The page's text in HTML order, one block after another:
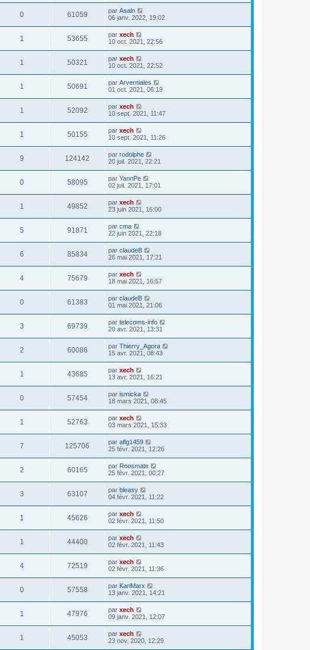
0 61059 par Asaln
06 janv. 2022, 19:02
1 53655 par xech
10 oct. 2021, 22:56
1 50321 par xech
10 oct. 2021, 22:52
1 50691 par Arverniales
01 oct. 2021, 06:19
1 52092 par xech
10 sept. 2021, 11:47
1 50155 par xech
10 sept. 2021, 11:26
9 124142 par rodolphe
20 juil. 2021, 22:21
0 58095 par YannPe
02 juil. 2021, 17:01
1 49852 par xech
23 juin 2021, 16:00
5 91871 par cma
22 juin 2021, 22:18
6 85834 par claudeB
26 mai 2021, 17:21
4 75679 par xech
18 mai 2021, 16:57
0 61383 par claudeB
01 mai 2021, 21:06
3 69739 par telecoms-info
20 avr. 2021, 13:31
2 60086 par Thierry_Agora
15 avr. 2021, 08:43
1 43685 par xech
13 avr. 2021, 16:21
0 57454 par ismicka
18 mars 2021, 08:45
1 52763 par xech
03 mars 2021, 15:33
7 125706 par aflg1459
25 févr. 2021, 12:26
2 60165 par Roosmate
25 févr. 2021, 00:27
3 63107 par bleasy
04 févr. 2021, 11:22
1 45626 par xech
02 févr. 2021, 11:50
1 44400 par xech
02 févr. 2021, 11:43
4 72519 par xech
02 févr. 2021, 11:36
0 57558 par KarlMarx
13 janv. 2021, 14:21
1 47976 par xech
09 janv. 2021, 12:07
1 45053 par xech
23 nov. 2020, 12:29